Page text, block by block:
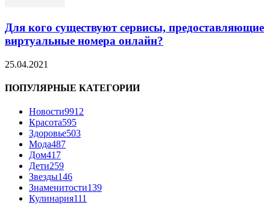
Для кого существуют сервисы, предоставляющие
виртуальные номера онлайн?
25.04.2021
ПОПУЛЯРНЫЕ КАТЕГОРИИ
Новости9912
Красота595
Здоровье503
Мода487
Дом417
Дети259
Звезды146
Знаменитости139
Кулинария111